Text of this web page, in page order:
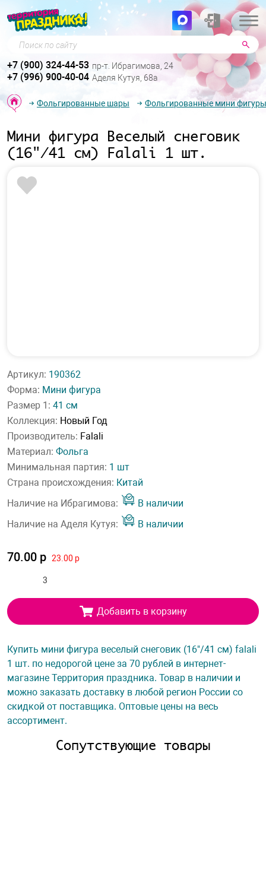
Поиск по сайту
+7 (900) 324-44-53 пр-т. Ибрагимова, 24
+7 (996) 900-40-04 Аделя Кутуя, 68а
Фольгированные шары Фольгированные мини фигуры
Мини фигура Веселый снеговик
(16"/41 см) Falali 1 шт.
Артикул: 190362
Форма: Мини фигура
Размер 1: 41 см
Коллекция: Новый Год
Производитель: Falali
Материал: Фольга
Минимальная партия: 1 шт
Страна происхождения: Китай
Наличие на Ибрагимова:
В наличии
Наличие на Аделя Кутуя:
В наличии
70.00 р 23.00 р
Добавить в корзину
Купить мини фигура веселый снеговик (16"/41 см) falali
1 шт. по недорогой цене за 70 рублей в интернет-
магазине Территория праздника. Товар в наличии и
можно заказать доставку в любой регион России со
скидкой от поставщика. Оптовые цены на весь
ассортимент.
Сопутствующие товары